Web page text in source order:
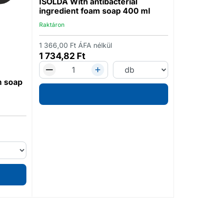
soap
ingredient foam soap 400 ml
Raktáron
1 734,82 Ft
1 366,00 Ft ÁFA nélkül